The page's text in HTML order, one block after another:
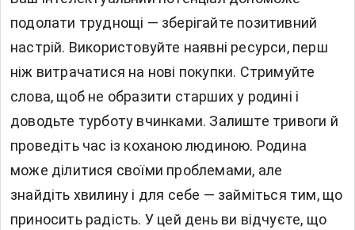
подолати труднощі — зберігайте позитивний
настрій. Використовуйте наявні ресурси, перш
ніж витрачатися на нові покупки. Стримуйте
слова, щоб не образити старших у родині і
доводьте турботу вчинками. Залиште тривоги й
проведіть час із коханою людиною. Родина
може ділитися своїми проблемами, але
знайдіть хвилину і для себе — займіться тим, що
приносить радість. У цей день ви відчуєте, що